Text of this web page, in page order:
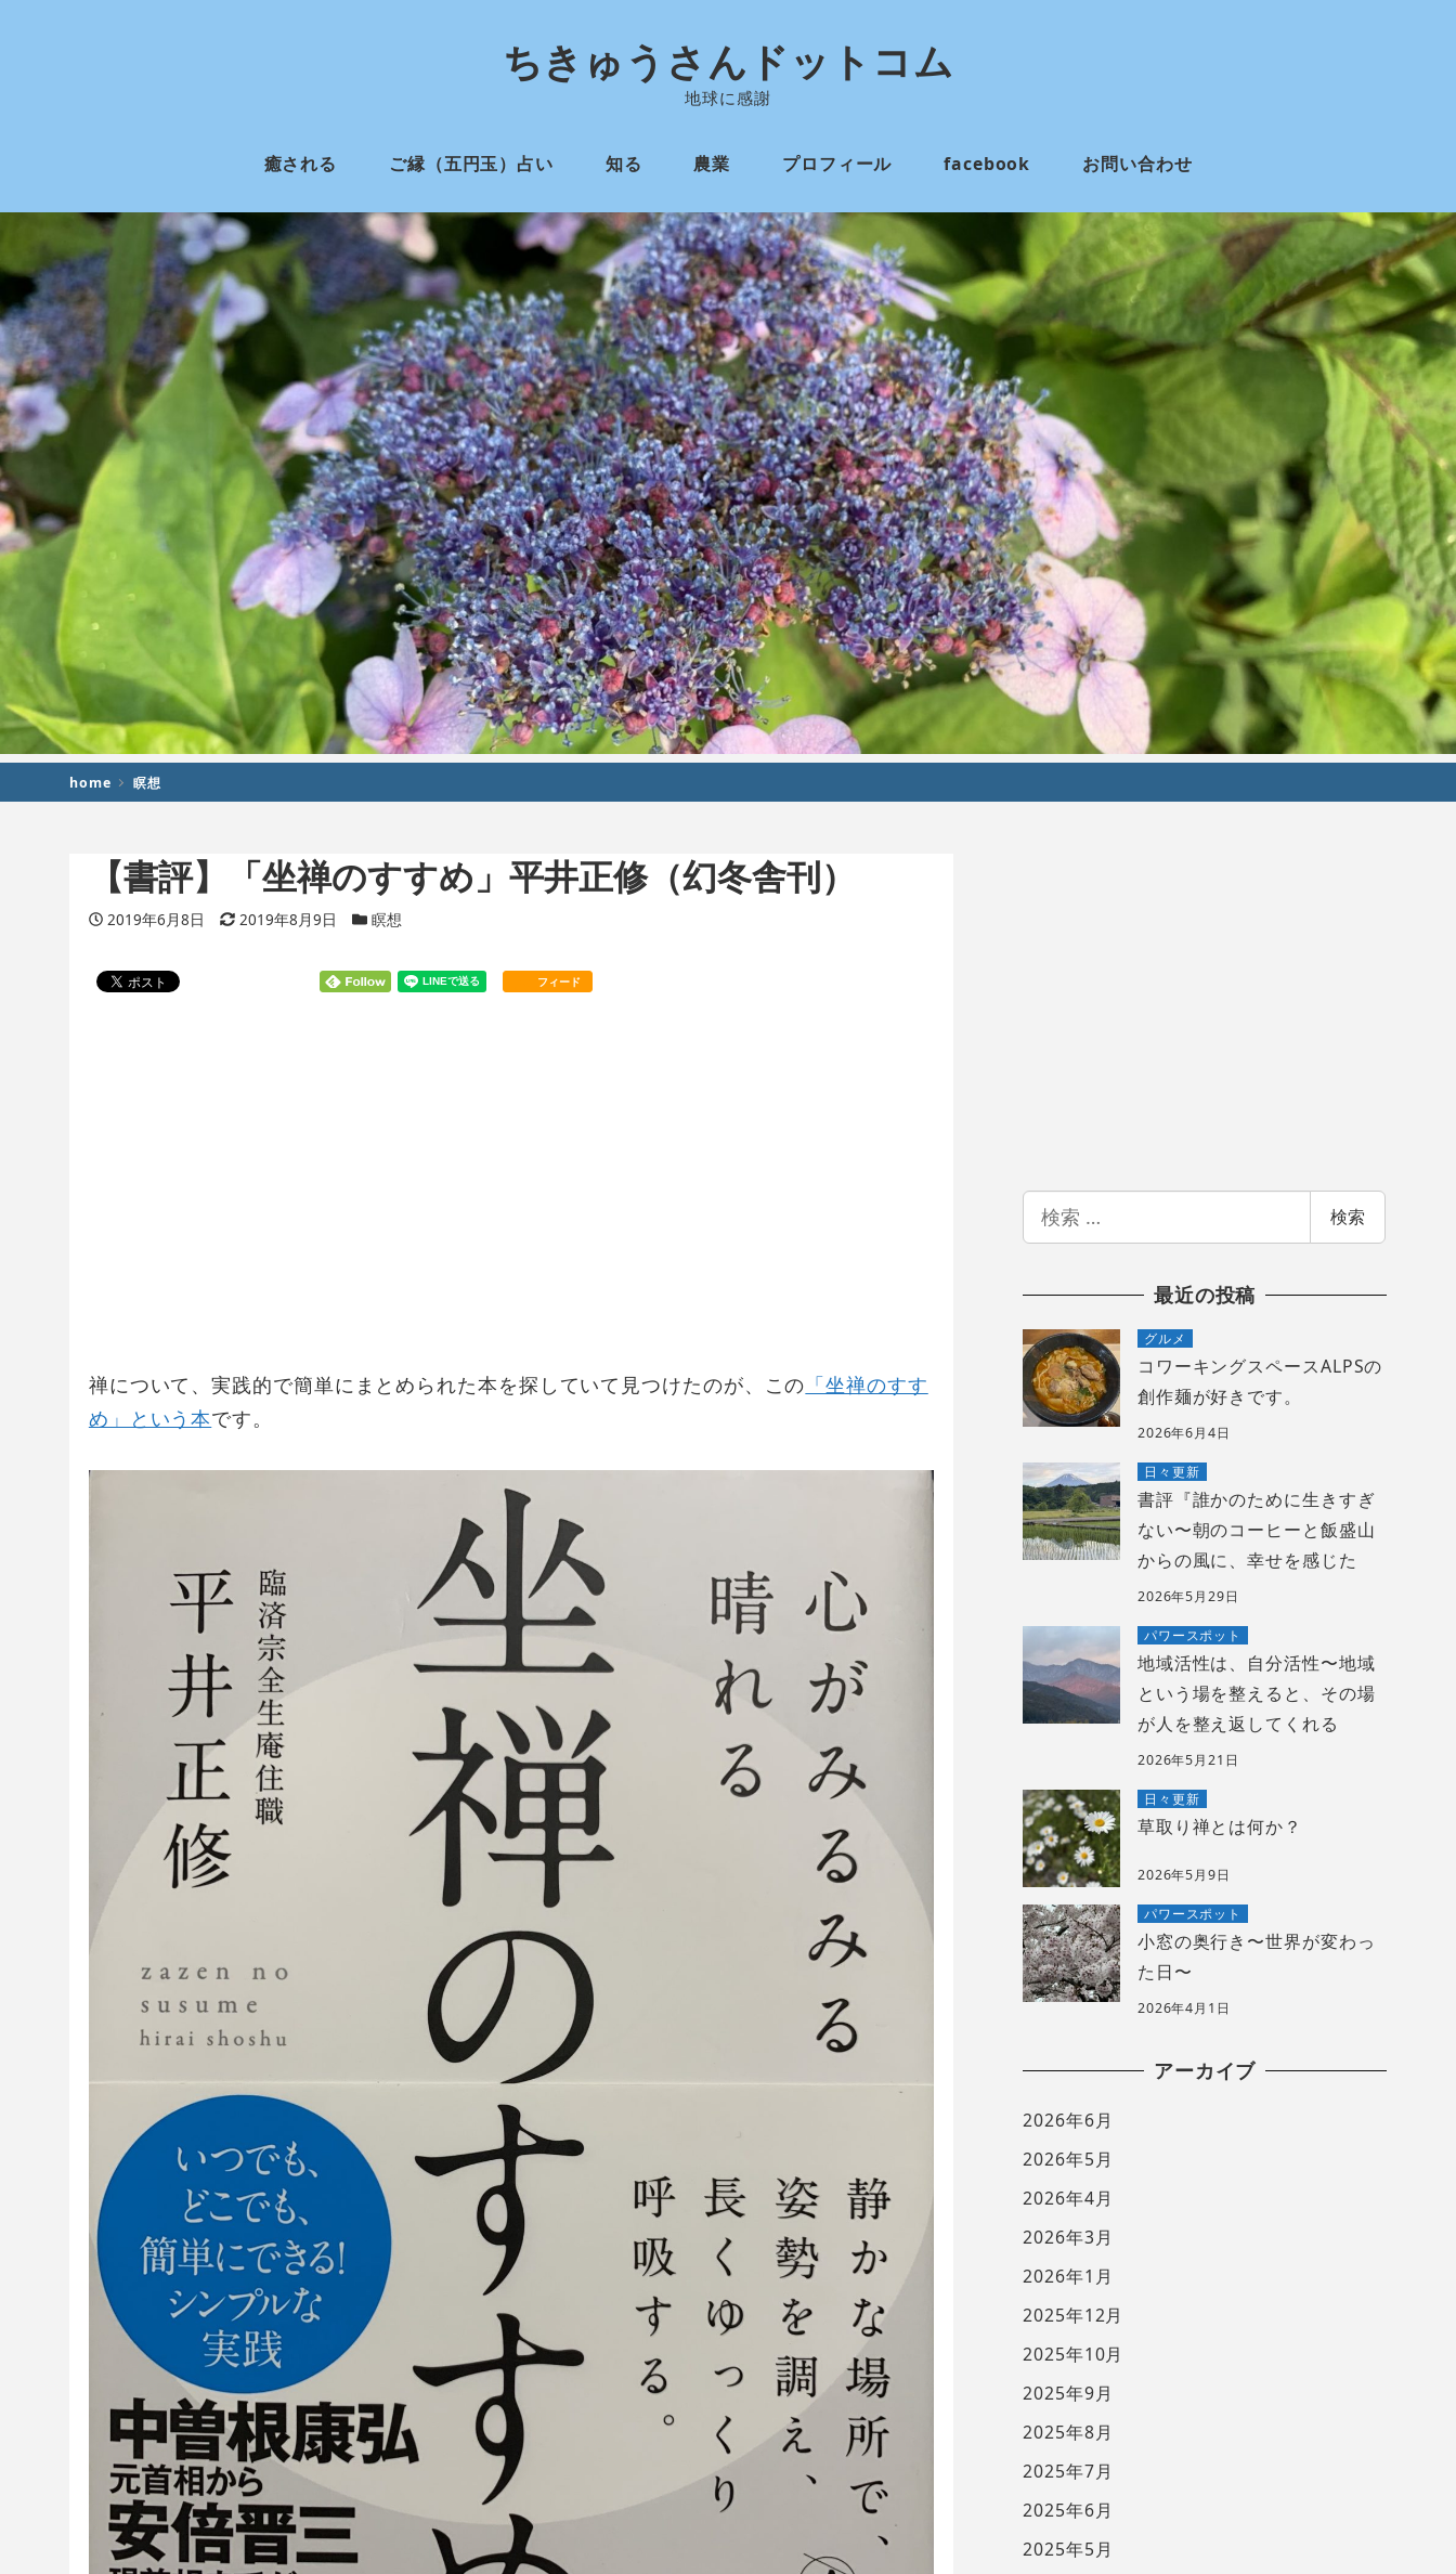
ちきゅうさんドットコム
地球に感謝
癒される ご縁（五円玉）占い 知る 農業 プロフィール facebook お問い合わせ
home 瞑想
【書評】「坐禅のすすめ」平井正修（幻冬舎刊）
投稿日
2019年6月8日 更新日
2019年8月9日 カテゴリー
瞑想
フィード
禅について、実践的で簡単にまとめられた本を探していて見つけたのが、この 「坐禅のすす
め」という本です。
索
検索
最近の投稿
グルメ
コワーキングスペースALPSの
創作麺が好きです。
2026年6月4日
日々更新
書評『誰かのために生きすぎ
ない〜朝のコーヒーと飯盛山
からの風に、幸せを感じた
2026年5月29日
パワースポット
地域活性は、自分活性〜地域
という場を整えると、その場
が人を整え返してくれる
2026年5月21日
日々更新
草取り禅とは何か？
2026年5月9日
パワースポット
小窓の奥行き〜世界が変わっ
た日〜
2026年4月1日
アーカイブ
2026年6月
2026年5月
2026年4月
2026年3月
2026年1月
2025年12月
2025年10月
2025年9月
2025年8月
2025年7月
2025年6月
2025年5月